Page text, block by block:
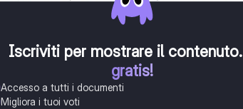
Iscriviti per mostrare il contenuto.
gratis!
Accesso a tutti i documenti
Migliora i tuoi voti